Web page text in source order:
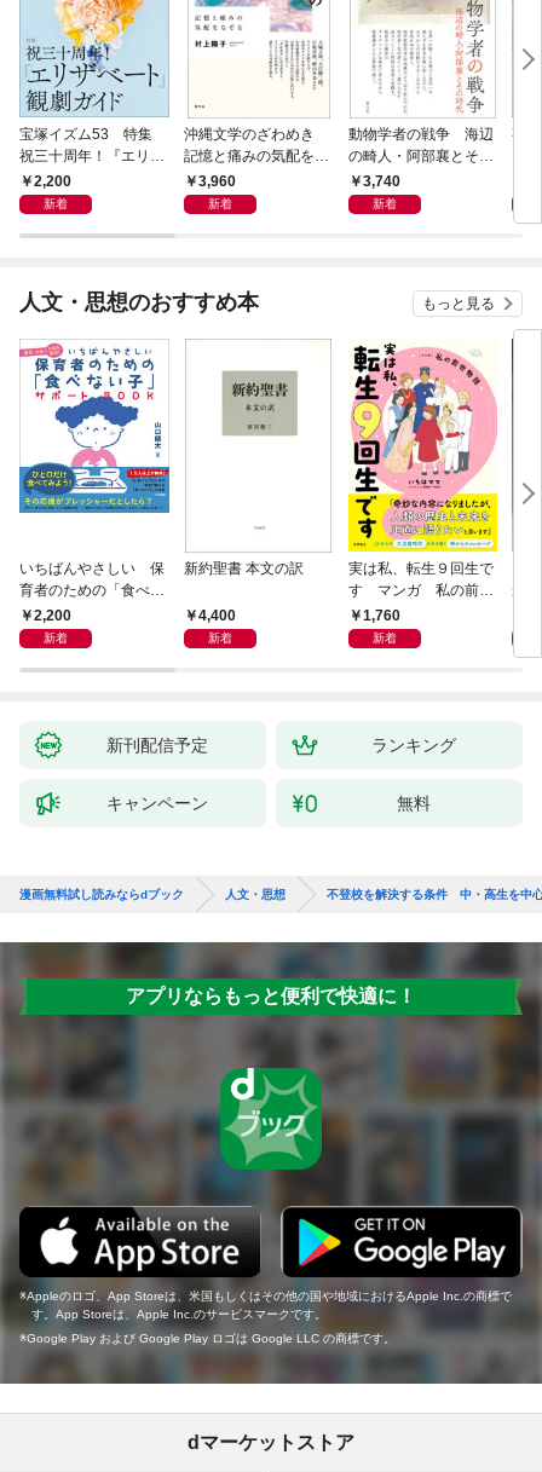
宝塚イズム53 特集
祝三十周年！『エリザ
ベート』観劇ガイド
2,200
新着
沖縄文学のざわめき
記憶と痛みの気配をな
ぞる3,960
新着
動物学者の戦争 海辺
の畸人・阿部襄とその
時代3,740
新着
事
人文・思想のおすすめ本 もっと見る
いちばんやさしい 保
育者のための「食べな
い子」サポートＢＯＯ
Ｋ 偏食・少食のお悩
2,200
新着
新約聖書 本文の訳
4,400
新着
実は私、転生９回生で
す マンガ 私の前世
物語1,760
新着
が
新刊配信予定 ランキング
キャンペーン 無料
漫画無料試し読みならdブック 人文・思想 不登校を解決する条件 中・高生を中
アプリならもっと便利で快適に！
Appleのロゴ、App Storeは、米国もしくはその他の国や地域におけるApple Inc.の商標で
す。App Storeは、Apple Inc.のサービスマークです。
Google Play および Google Play ロゴは Google LLC の商標です。
dマーケットストア